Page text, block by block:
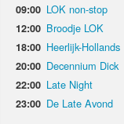
09:00 LOK non-stop
12:00 Broodje LOK
18:00 Heerlijk-Hollands
20:00 Decennium Dick
22:00 Late Night
23:00 De Late Avond